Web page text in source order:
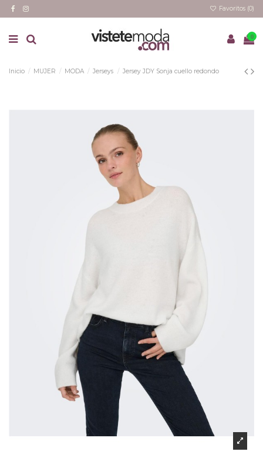
Favoritos (0)
0
Inicio MUJER MODA Jerseys Jersey JDY Sonja cuello redondo